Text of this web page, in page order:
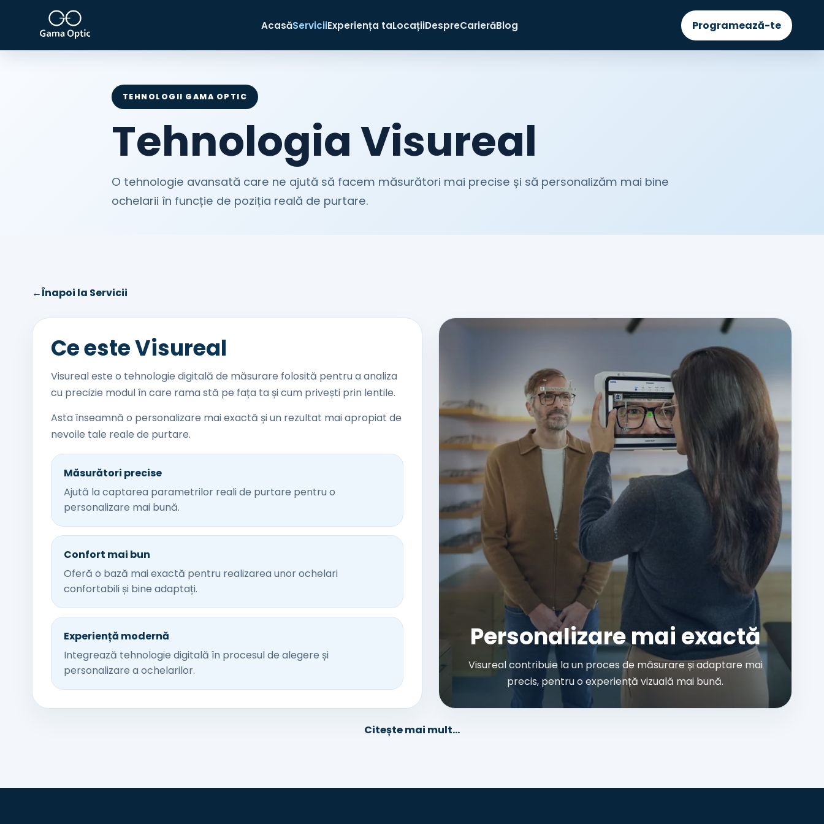
AcasăServiciiExperiența taLocațiiDespreCarierăBlog Programează-te
TEHNOLOGII GAMA OPTIC
Tehnologia Visureal
O tehnologie avansată care ne ajută să facem măsurători mai precise și să personalizăm mai bine
ochelarii în funcție de poziția reală de purtare.
←Înapoi la Servicii
Ce este Visureal
Visureal este o tehnologie digitală de măsurare folosită pentru a analiza
cu precizie modul în care rama stă pe fața ta și cum privești prin lentile.
Asta înseamnă o personalizare mai exactă și un rezultat mai apropiat de
nevoile tale reale de purtare.
Măsurători precise
Ajută la captarea parametrilor reali de purtare pentru o
personalizare mai bună.
Confort mai bun
Oferă o bază mai exactă pentru realizarea unor ochelari
confortabili și bine adaptați.
Experiență modernă
Integrează tehnologie digitală în procesul de alegere și
personalizare a ochelarilor.
Personalizare mai exactă
Visureal contribuie la un proces de măsurare și adaptare mai
precis, pentru o experiență vizuală mai bună.
Citește mai mult...